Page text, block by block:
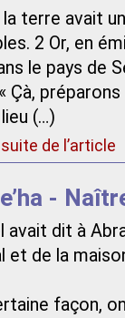
terre avait
2 Or, en
le pays de
« Çà,
(…)
de l’article
-
avait dit à
et de la
façon,